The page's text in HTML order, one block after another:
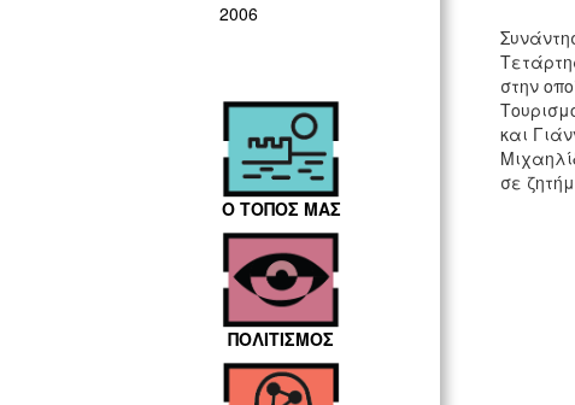
2006
Ο ΤΟΠΟΣ ΜΑΣ
ΠΟΛΙΤΙΣΜΟΣ
στην
και
σε